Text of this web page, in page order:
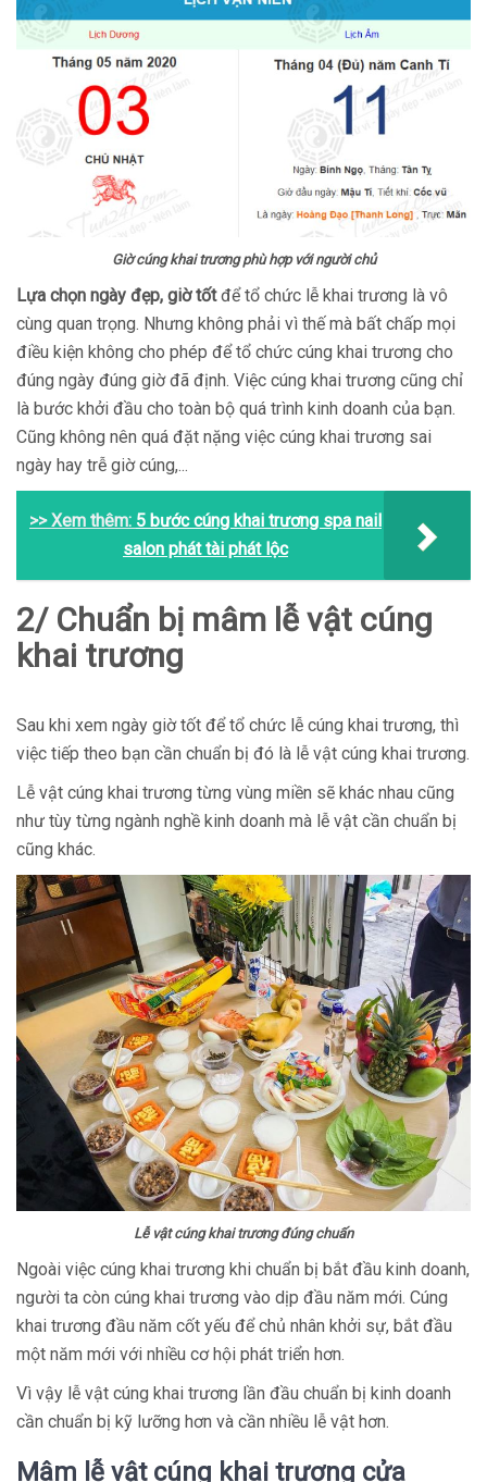
Giờ cúng khai trương phù hợp với người chủ
Lựa chọn ngày đẹp, giờ tốtđể tổ chức lễ khai trương là vô
cùng quan trọng. Nhưng không phải vì thế mà bất chấp mọi
điều kiện không cho phép để tổ chức cúng khai trương cho
đúng ngày đúng giờ đã định. Việc cúng khai trương cũng chỉ
là bước khởi đầu cho toàn bộ quá trình kinh doanh của bạn.
Cũng không nên quá đặt nặng việc cúng khai trương sai
ngày hay trễ giờ cúng,...
>> Xem thêm: 5 bước cúng khai trương spa nail
salon phát tài phát lộc
2/ Chuẩn bị mâm lễ vật cúng
khai trương
Sau khi xem ngày giờ tốt để tổ chức lễ cúng khai trương, thì
việc tiếp theo bạn cần chuẩn bị đó là lễ vật cúng khai trương.
Lễ vật cúng khai trương từng vùng miền sẽ khác nhau cũng
như tùy từng ngành nghề kinh doanh mà lễ vật cần chuẩn bị
cũng khác.
Lễ vật cúng khai trương đúng chuấn
Ngoài việc cúng khai trương khi chuẩn bị bắt đầu kinh doanh,
người ta còn cúng khai trương vào dịp đầu năm mới. Cúng
khai trương đầu năm cốt yếu để chủ nhân khởi sự, bắt đầu
một năm mới với nhiều cơ hội phát triển hơn.
Vì vậy lễ vật cúng khai trương lần đầu chuẩn bị kinh doanh
cần chuẩn bị kỹ lưỡng hơn và cần nhiều lễ vật hơn.
Mâm lễ vật cúng khai trương cửa